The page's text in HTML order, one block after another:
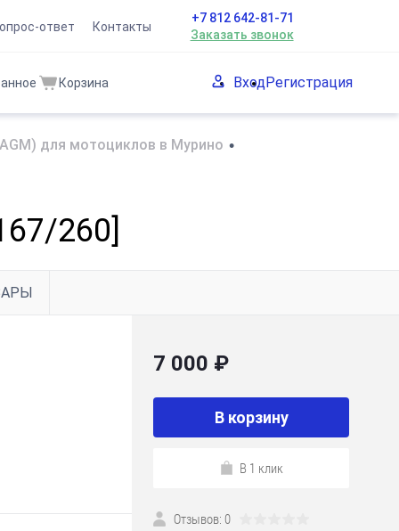
ответ Контакты
+7 812 642-81-71
Заказать звонок
Корзина ВходРегистрация
для мотоциклов в Мурино •
260]
7 000 ₽
В корзину
В 1 клик
Отзывов: 0